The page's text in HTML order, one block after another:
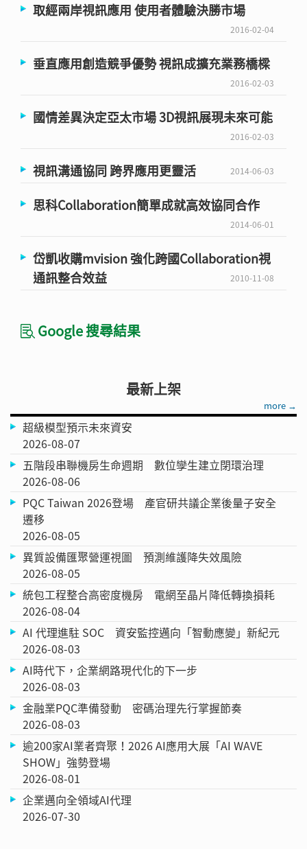
取經兩岸視訊應用 使用者體驗決勝市場
2016-02-04
垂直應用創造競爭優勢 視訊成擴充業務橋樑
2016-02-03
國情差異決定亞太市場 3D視訊展現未來可能
2016-02-03
視訊溝通協同 跨界應用更靈活 2014-06-03
思科Collaboration簡單成就高效協同合作
2014-06-01
岱凱收購mvision 強化跨國Collaboration視
通訊整合效益
2010-11-08
Google 搜尋結果
最新上架
more →
超級模型預示未來資安
2026-08-07
五階段串聯機房生命週期 數位孿生建立閉環治理
2026-08-06
PQC Taiwan 2026登場 產官研共議企業後量子安全
遷移
2026-08-05
異質設備匯聚營運視圖 預測維護降失效風險
2026-08-05
統包工程整合高密度機房 電網至晶片降低轉換損耗
2026-08-04
AI 代理進駐 SOC 資安監控邁向「智動應變」新紀元
2026-08-03
AI時代下，企業網路現代化的下一步
2026-08-03
金融業PQC準備發動 密碼治理先行掌握節奏
2026-08-03
逾200家AI業者齊聚！2026 AI應用大展「AI WAVE
SHOW」強勢登場
2026-08-01
企業邁向全領域AI代理
2026-07-30